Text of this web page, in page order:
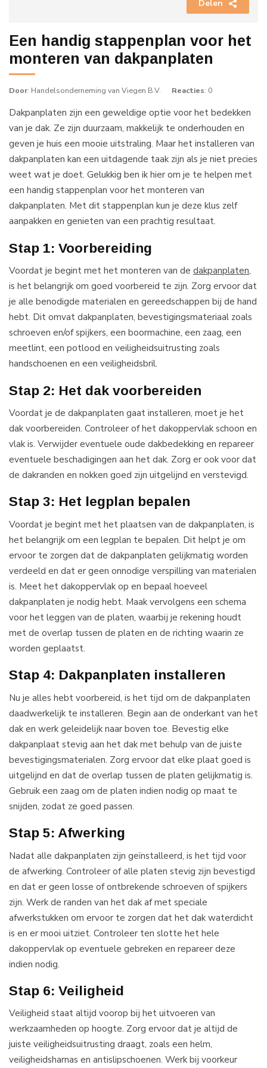
Delen
Een handig stappenplan voor het
monteren van dakpanplaten
Door: Handelsonderneming van Viegen B.V. Reacties: 0
Dakpanplaten zijn een geweldige optie voor het bedekken
van je dak. Ze zijn duurzaam, makkelijk te onderhouden en
geven je huis een mooie uitstraling. Maar het installeren van
dakpanplaten kan een uitdagende taak zijn als je niet precies
weet wat je doet. Gelukkig ben ik hier om je te helpen met
een handig stappenplan voor het monteren van
dakpanplaten. Met dit stappenplan kun je deze klus zelf
aanpakken en genieten van een prachtig resultaat.
Stap 1: Voorbereiding
Voordat je begint met het monteren van de dakpanplaten,
is het belangrijk om goed voorbereid te zijn. Zorg ervoor dat
je alle benodigde materialen en gereedschappen bij de hand
hebt. Dit omvat dakpanplaten, bevestigingsmateriaal zoals
schroeven en/of spijkers, een boormachine, een zaag, een
meetlint, een potlood en veiligheidsuitrusting zoals
handschoenen en een veiligheidsbril.
Stap 2: Het dak voorbereiden
Voordat je de dakpanplaten gaat installeren, moet je het
dak voorbereiden. Controleer of het dakoppervlak schoon en
vlak is. Verwijder eventuele oude dakbedekking en repareer
eventuele beschadigingen aan het dak. Zorg er ook voor dat
de dakranden en nokken goed zijn uitgelijnd en verstevigd.
Stap 3: Het legplan bepalen
Voordat je begint met het plaatsen van de dakpanplaten, is
het belangrijk om een legplan te bepalen. Dit helpt je om
ervoor te zorgen dat de dakpanplaten gelijkmatig worden
verdeeld en dat er geen onnodige verspilling van materialen
is. Meet het dakoppervlak op en bepaal hoeveel
dakpanplaten je nodig hebt. Maak vervolgens een schema
voor het leggen van de platen, waarbij je rekening houdt
met de overlap tussen de platen en de richting waarin ze
worden geplaatst.
Stap 4: Dakpanplaten installeren
Nu je alles hebt voorbereid, is het tijd om de dakpanplaten
daadwerkelijk te installeren. Begin aan de onderkant van het
dak en werk geleidelijk naar boven toe. Bevestig elke
dakpanplaat stevig aan het dak met behulp van de juiste
bevestigingsmaterialen. Zorg ervoor dat elke plaat goed is
uitgelijnd en dat de overlap tussen de platen gelijkmatig is.
Gebruik een zaag om de platen indien nodig op maat te
snijden, zodat ze goed passen.
Stap 5: Afwerking
Nadat alle dakpanplaten zijn geïnstalleerd, is het tijd voor
de afwerking. Controleer of alle platen stevig zijn bevestigd
en dat er geen losse of ontbrekende schroeven of spijkers
zijn. Werk de randen van het dak af met speciale
afwerkstukken om ervoor te zorgen dat het dak waterdicht
is en er mooi uitziet. Controleer ten slotte het hele
dakoppervlak op eventuele gebreken en repareer deze
indien nodig.
Stap 6: Veiligheid
Veiligheid staat altijd voorop bij het uitvoeren van
werkzaamheden op hoogte. Zorg ervoor dat je altijd de
juiste veiligheidsuitrusting draagt, zoals een helm,
veiligheidsharnas en antislipschoenen. Werk bij voorkeur